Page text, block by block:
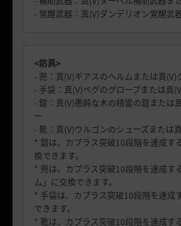
- 覚醒武器：真(V)ダンデリオン覚醒武
<防具>
- 兜：真(V)ギアスのヘルムまたは真(V)
- 手袋：真(V)ベグのグローブまたは真
- 鎧：真(V)愚鈍な木の精霊の鎧または
ー
- 靴：真(V)ウルゴンのシューズまたは
* 鎧は、カプラス突破10段階を達成す
換できます。
* 兜は、カプラス突破10段階を達成す
ム」に交換できます。
* 手袋は、カプラス突破10段階を達成
できます。
* 靴は、カプラス突破10段階を達成す